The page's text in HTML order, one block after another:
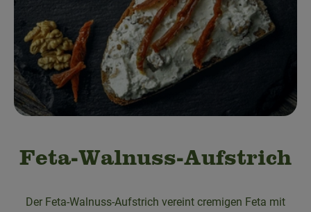
Bäckerei
Kühltheke
Speisekammer
Drogerie & Haushalt
Feta-Walnuss-Aufstrich
Der Feta-Walnuss-Aufstrich vereint cremigen Feta mit